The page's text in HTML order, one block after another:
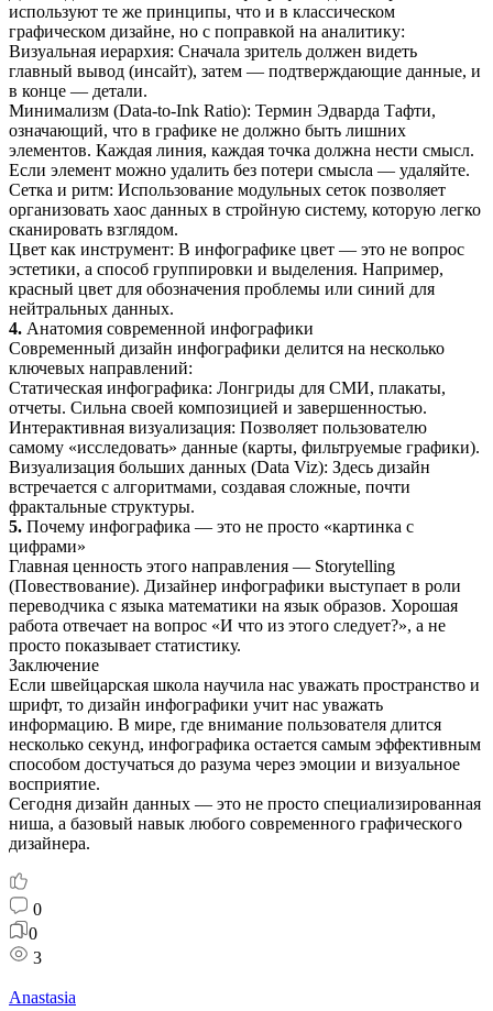
используют те же принципы, что и в классическом
графическом дизайне, но с поправкой на аналитику:
Визуальная иерархия: Сначала зритель должен видеть
главный вывод (инсайт), затем — подтверждающие данные, и
в конце — детали.
Минимализм (Data-to-Ink Ratio): Термин Эдварда Тафти,
означающий, что в графике не должно быть лишних
элементов. Каждая линия, каждая точка должна нести смысл.
Если элемент можно удалить без потери смысла — удаляйте.
Сетка и ритм: Использование модульных сеток позволяет
организовать хаос данных в стройную систему, которую легко
сканировать взглядом.
Цвет как инструмент: В инфографике цвет — это не вопрос
эстетики, а способ группировки и выделения. Например,
красный цвет для обозначения проблемы или синий для
нейтральных данных.
4. Анатомия современной инфографики
Современный дизайн инфографики делится на несколько
ключевых направлений:
Статическая инфографика: Лонгриды для СМИ, плакаты,
отчеты. Сильна своей композицией и завершенностью.
Интерактивная визуализация: Позволяет пользователю
самому «исследовать» данные (карты, фильтруемые графики).
Визуализация больших данных (Data Viz): Здесь дизайн
встречается с алгоритмами, создавая сложные, почти
фрактальные структуры.
5. Почему инфографика — это не просто «картинка с
цифрами»
Главная ценность этого направления — Storytelling
(Повествование). Дизайнер инфографики выступает в роли
переводчика с языка математики на язык образов. Хорошая
работа отвечает на вопрос «И что из этого следует?», а не
просто показывает статистику.
Заключение
Если швейцарская школа научила нас уважать пространство и
шрифт, то дизайн инфографики учит нас уважать
информацию. В мире, где внимание пользователя длится
несколько секунд, инфографика остается самым эффективным
способом достучаться до разума через эмоции и визуальное
восприятие.
Сегодня дизайн данных — это не просто специализированная
ниша, а базовый навык любого современного графического
дизайнера.
0
0
3
Anastasia